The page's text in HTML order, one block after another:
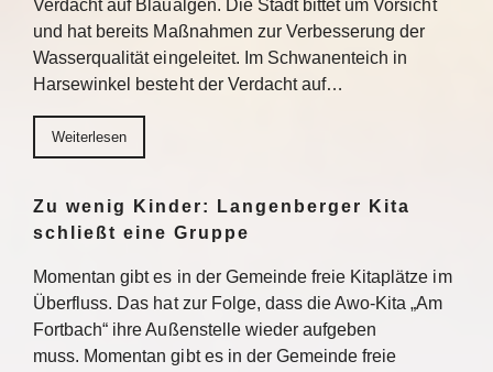
Verdacht auf Blaualgen. Die Stadt bittet um Vorsicht
und hat bereits Maßnahmen zur Verbesserung der
Wasserqualität eingeleitet. Im Schwanenteich in
Harsewinkel besteht der Verdacht auf…
Weiterlesen
Zu wenig Kinder: Langenberger Kita
schließt eine Gruppe
Momentan gibt es in der Gemeinde freie Kitaplätze im
Überfluss. Das hat zur Folge, dass die Awo-Kita „Am
Fortbach“ ihre Außenstelle wieder aufgeben
muss. Momentan gibt es in der Gemeinde freie